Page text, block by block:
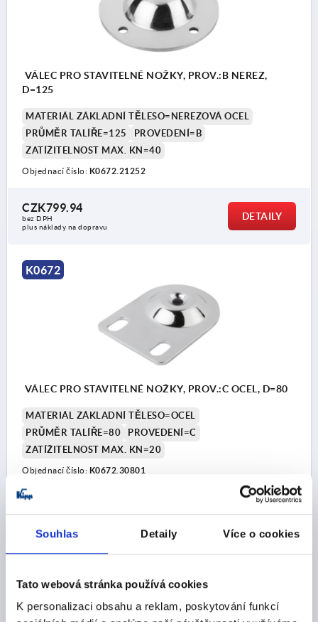
Souhlas Detaily Více o cookies
Tato webová stránka používá cookies
K personalizaci obsahu a reklam, poskytování funkcí
VÁLEC PRO STAVITELNÉ NOŽKY, PROV.:B NEREZ,
D=125
MATERIÁL ZÁKLADNÍ TĚLESO=NEREZOVÁ OCEL
PRŮMĚR TALÍŘE=125
PROVEDENÍ=B
ZATÍŽITELNOST MAX. KN=40
Objednací číslo: K0672.21252
CZK799.94
bez DPH
plus náklady na dopravu
DETAILY
K0672
VÁLEC PRO STAVITELNÉ NOŽKY, PROV.:C OCEL, D=80
MATERIÁL ZÁKLADNÍ TĚLESO=OCEL
PRŮMĚR TALÍŘE=80
PROVEDENÍ=C
ZATÍŽITELNOST MAX. KN=20
Objednací číslo: K0672.30801
DETAILY